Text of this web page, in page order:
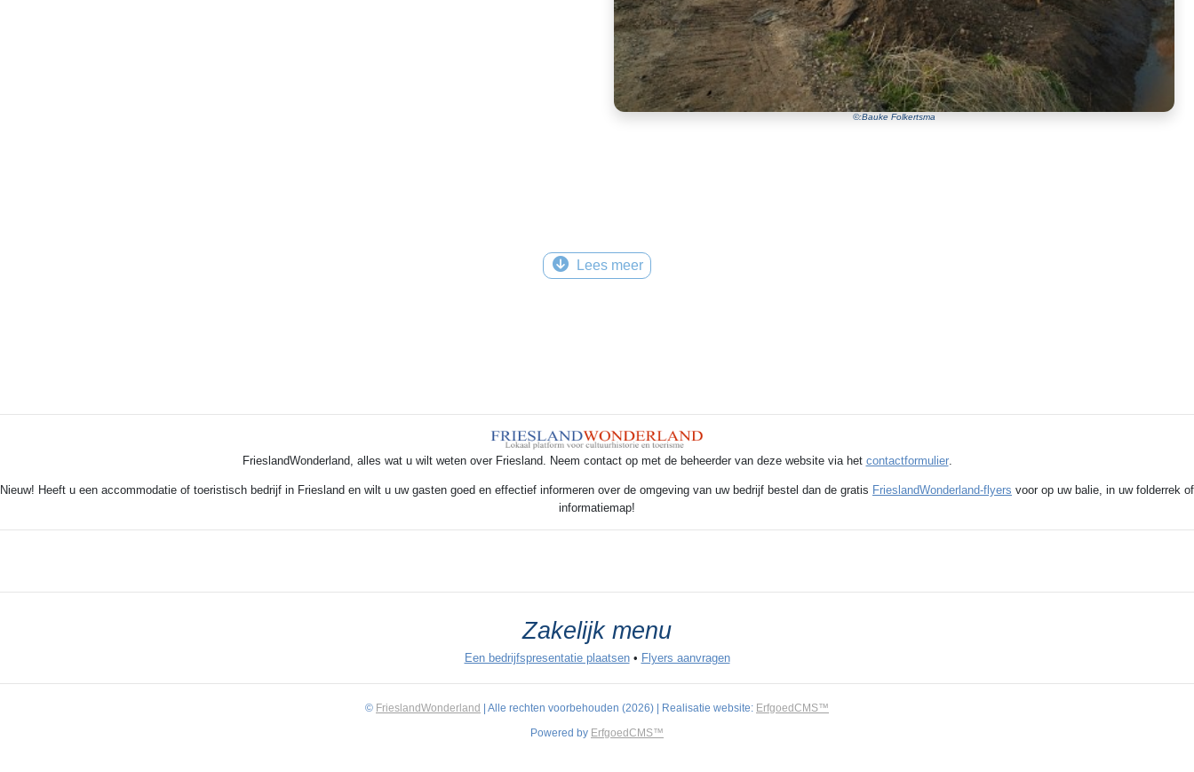
©:Bauke Folkertsma
Lees meer
FrieslandWonderland, alles wat u wilt weten over Friesland. Neem contact op met de beheerder van deze website via het contactformulier.
Nieuw! Heeft u een accommodatie of toeristisch bedrijf in Friesland en wilt u uw gasten goed en effectief informeren over de omgeving van uw bedrijf bestel dan de gratis FrieslandWonderland-flyers voor op uw balie, in uw folderrek of
informatiemap!
Zakelijk menu
Een bedrijfspresentatie plaatsen• Flyers aanvragen
© FrieslandWonderland | Alle rechten voorbehouden (2026) | Realisatie website: ErfgoedCMS™
Powered by ErfgoedCMS™